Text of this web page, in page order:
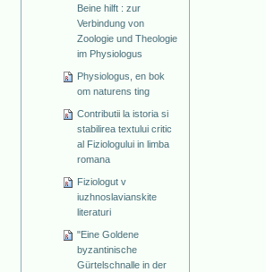
Beine hilft : zur
Verbindung von
Zoologie und Theologie
im Physiologus
Physiologus, en bok
om naturens ting
Contributii la istoria si
stabilirea textului critic
al Fiziologului in limba
romana
Fiziologut v
iuzhnoslavianskite
literaturi
"Eine Goldene
byzantinische
Gürtelschnalle in der